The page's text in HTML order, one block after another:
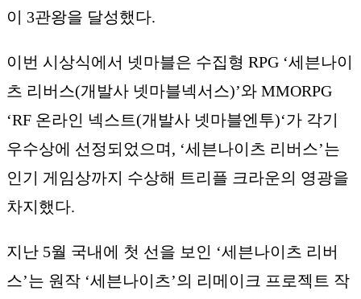
이 3관왕을 달성했다.
이번 시상식에서 넷마블은 수집형 RPG ‘세븐나이
츠 리버스(개발사 넷마블넥서스)’와 MMORPG
‘RF 온라인 넥스트(개발사 넷마블엔투)‘가 각기
우수상에 선정되었으며, ‘세븐나이츠 리버스’는
인기 게임상까지 수상해 트리플 크라운의 영광을
차지했다.
지난 5월 국내에 첫 선을 보인 ‘세븐나이츠 리버
스’는 원작 ‘세븐나이츠’의 리메이크 프로젝트 작